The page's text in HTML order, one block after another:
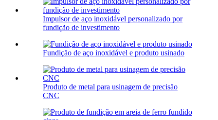
Impulsor de aço inoxidável personalizado por
fundição de investimento
Fundição de aço inoxidável e produto usinado
Produto de metal para usinagem de precisão
CNC